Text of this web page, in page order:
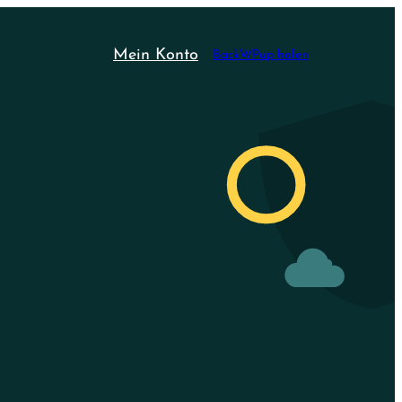
Mein Konto BackWPup holen